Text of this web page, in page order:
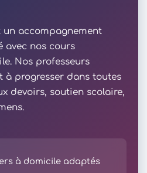
un accompagnement
avec nos cours
Nos professeurs
à progresser dans toutes
devoirs, soutien scolaire,
à domicile adaptés